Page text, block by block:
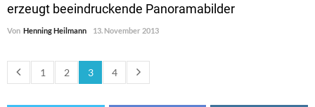
erzeugt beeindruckende Panoramabilder
Von Henning Heilmann 13. November 2013
1 2 3 4